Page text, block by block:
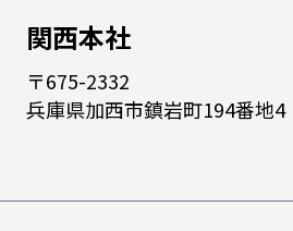
関西本社
〒675-2332
兵庫県加西市鎮岩町194番地4